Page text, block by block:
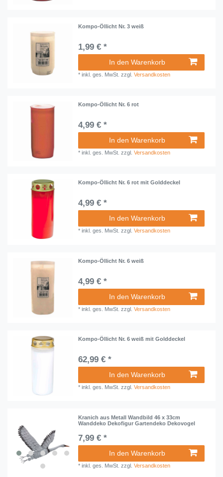
Kompo-Öllicht Nr. 3 weiß
1,99 € *
In den Warenkorb
*inkl. ges. MwSt. zzgl.Versandkosten
Kompo-Öllicht Nr. 6 rot
4,99 € *
In den Warenkorb
*inkl. ges. MwSt. zzgl.Versandkosten
Kompo-Öllicht Nr. 6 rot mit Golddeckel
4,99 € *
In den Warenkorb
*inkl. ges. MwSt. zzgl.Versandkosten
Kompo-Öllicht Nr. 6 weiß
4,99 € *
In den Warenkorb
*inkl. ges. MwSt. zzgl.Versandkosten
Kompo-Öllicht Nr. 6 weiß mit Golddeckel
62,99 € *
In den Warenkorb
*inkl. ges. MwSt. zzgl.Versandkosten
Kranich aus Metall Wandbild 46 x 33cm
Wanddeko Dekofigur Gartendeko Dekovogel
7,99 € *
In den Warenkorb
*inkl. ges. MwSt. zzgl.Versandkosten